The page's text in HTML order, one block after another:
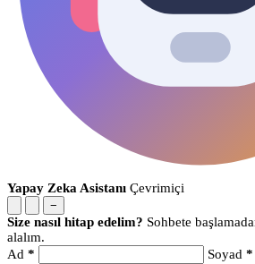
Yapay Zeka Asistanı Çevrimiçi
−
Size nasıl hitap edelim? Sohbete
alalım.
Ad * Soyad *